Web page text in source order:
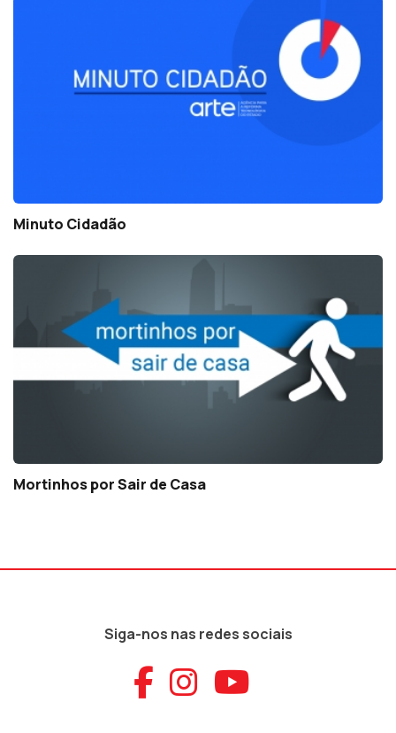
Minuto Cidadão
Mortinhos por Sair de Casa
Siga-nos nas redes sociais
Aceder ao
Aceder ao
Aceder